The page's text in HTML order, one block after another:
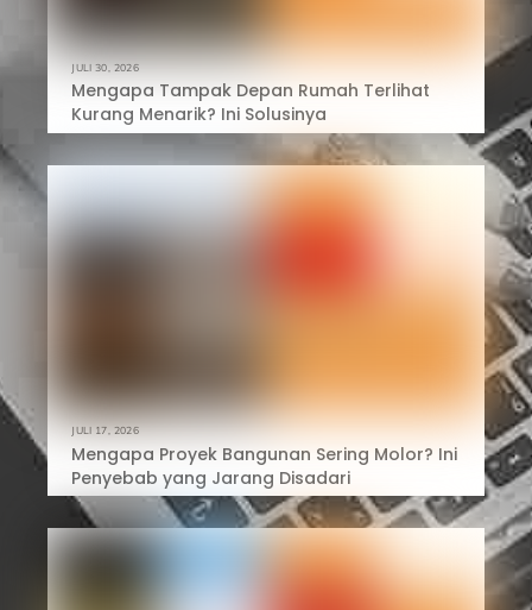
JULI 30, 2026
Mengapa Tampak Depan Rumah Terlihat
Kurang Menarik? Ini Solusinya
JULI 17, 2026
Mengapa Proyek Bangunan Sering Molor? Ini
Penyebab yang Jarang Disadari